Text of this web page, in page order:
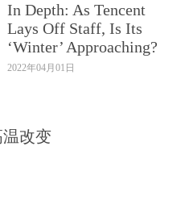
In Depth: As Tencent
Lays Off Staff, Is Its
‘Winter’ Approaching?
2022年04月01日
改变